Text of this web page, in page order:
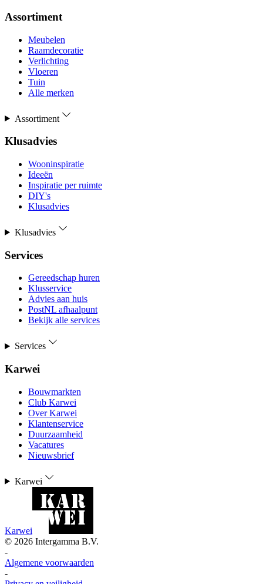
Assortiment
Meubelen
Raamdecoratie
Verlichting
Vloeren
Tuin
Alle merken
Assortiment
Klusadvies
Wooninspiratie
Ideeën
Inspiratie per ruimte
DIY's
Klusadvies
Klusadvies
Services
Gereedschap huren
Klusservice
Advies aan huis
PostNL afhaalpunt
Bekijk alle services
Services
Karwei
Bouwmarkten
Club Karwei
Over Karwei
Klantenservice
Duurzaamheid
Vacatures
Nieuwsbrief
Karwei
Karwei
© 2026 Intergamma B.V.
-
Algemene voorwaarden
-